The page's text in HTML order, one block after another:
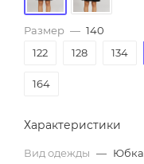
Размер — 140
122
128 134
164
Характеристики
Вид одежды — Юбка